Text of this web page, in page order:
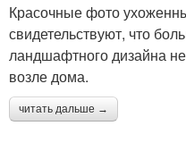
Красочные фото
свидетельствуют, что
ландшафтного дизайна
возле дома.
читать дальше →